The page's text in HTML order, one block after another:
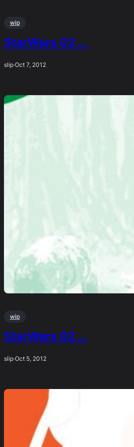
wip
StarWars 03 …
slip·Oct 7, 2012
wip
StarWars 02 …
slip·Oct 5, 2012